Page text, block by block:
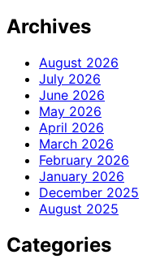
Archives
August 2026
July 2026
June 2026
May 2026
April 2026
March 2026
February 2026
January 2026
December 2025
August 2025
Categories